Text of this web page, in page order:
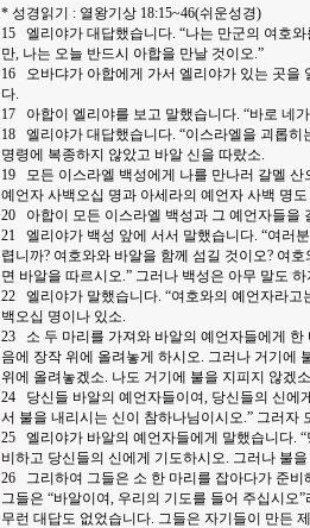
* 성경읽기 : 열왕기상 18:15~46(쉬운성경)
15 엘리야가 대답했습니다. “나는 만군의 여호
만, 나는 오늘 반드시 아합을 만날 것이오.”
16 오바댜가 아합에게 가서 엘리야가 있는 곳을
다.
17 아합이 엘리야를 보고 말했습니다. “바로 네
18 엘리야가 대답했습니다. “이스라엘을 괴롭히
명령에 복종하지 않았고 바알 신을 따랐소.
19 모든 이스라엘 백성에게 나를 만나러 갈멜 산
예언자 사백오십 명과 아세라의 예언자 사백 명도
20 아합이 모든 이스라엘 백성과 그 예언자들을
21 엘리야가 백성 앞에 서서 말했습니다. “여러
렵니까? 여호와와 바알을 함께 섬길 것이오? 여
면 바알을 따르시오.” 그러나 백성은 아무 말도
22 엘리야가 말했습니다. “여호와의 예언자라고
백오십 명이나 있소.
23 소 두 마리를 가져와 바알의 예언자들에게
음에 장작 위에 올려놓게 하시오. 그러나 거기에
위에 올려놓겠소. 나도 거기에 불을 지피지 않겠
24 당신들 바알의 예언자들이여, 당신들의 신에
서 불을 내리시는 신이 참하나님이시오.” 그러자
25 엘리야가 바알의 예언자들에게 말했습니다.
비하고 당신들의 신에게 기도하시오. 그러나 불
26 그리하여 그들은 소 한 마리를 잡아다가 준
그들은 “바알이여, 우리의 기도를 들어 주십시오
무런 대답도 없었습니다. 그들은 자기들이 만든